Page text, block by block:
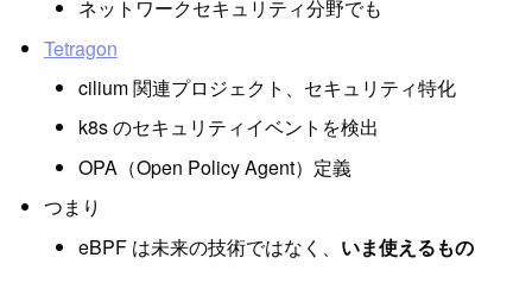
ネットワークセキュリティ分野でも
Tetragon
cilium 関連プロジェクト、セキュリティ特化
k8s のセキュリティイベントを検出
OPA（Open Policy Agent）定義
つまり
eBPF は未来の技術ではなく、 いま使えるもの